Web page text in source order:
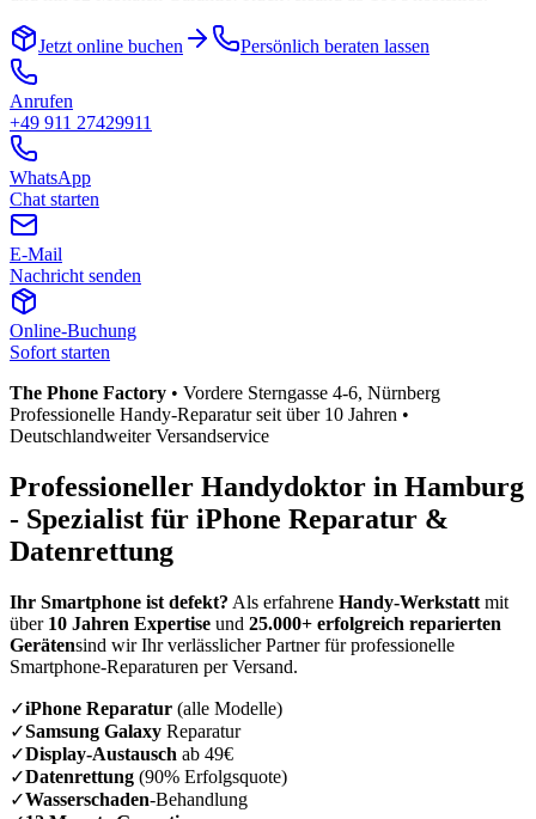
Jetzt online buchen Persönlich beraten lassen
Anrufen
+49 911 27429911
WhatsApp
Chat starten
E-Mail
Nachricht senden
Online-Buchung
Sofort starten
The Phone Factory • Vordere Sterngasse 4-6, Nürnberg
Professionelle Handy-Reparatur seit über 10 Jahren •
Deutschlandweiter Versandservice
Professioneller Handydoktor in Hamburg
- Spezialist für iPhone Reparatur &
Datenrettung
Ihr Smartphone ist defekt? Als erfahrene Handy-Werkstatt mit
über10 Jahren Expertise und 25.000+ erfolgreich reparierten
Gerätensind wir Ihr verlässlicher Partner für professionelle
Smartphone-Reparaturen per Versand.
✓iPhone Reparatur (alle Modelle)
✓Samsung Galaxy Reparatur
✓Display-Austausch ab 49€
✓Datenrettung (90% Erfolgsquote)
✓Wasserschaden-Behandlung